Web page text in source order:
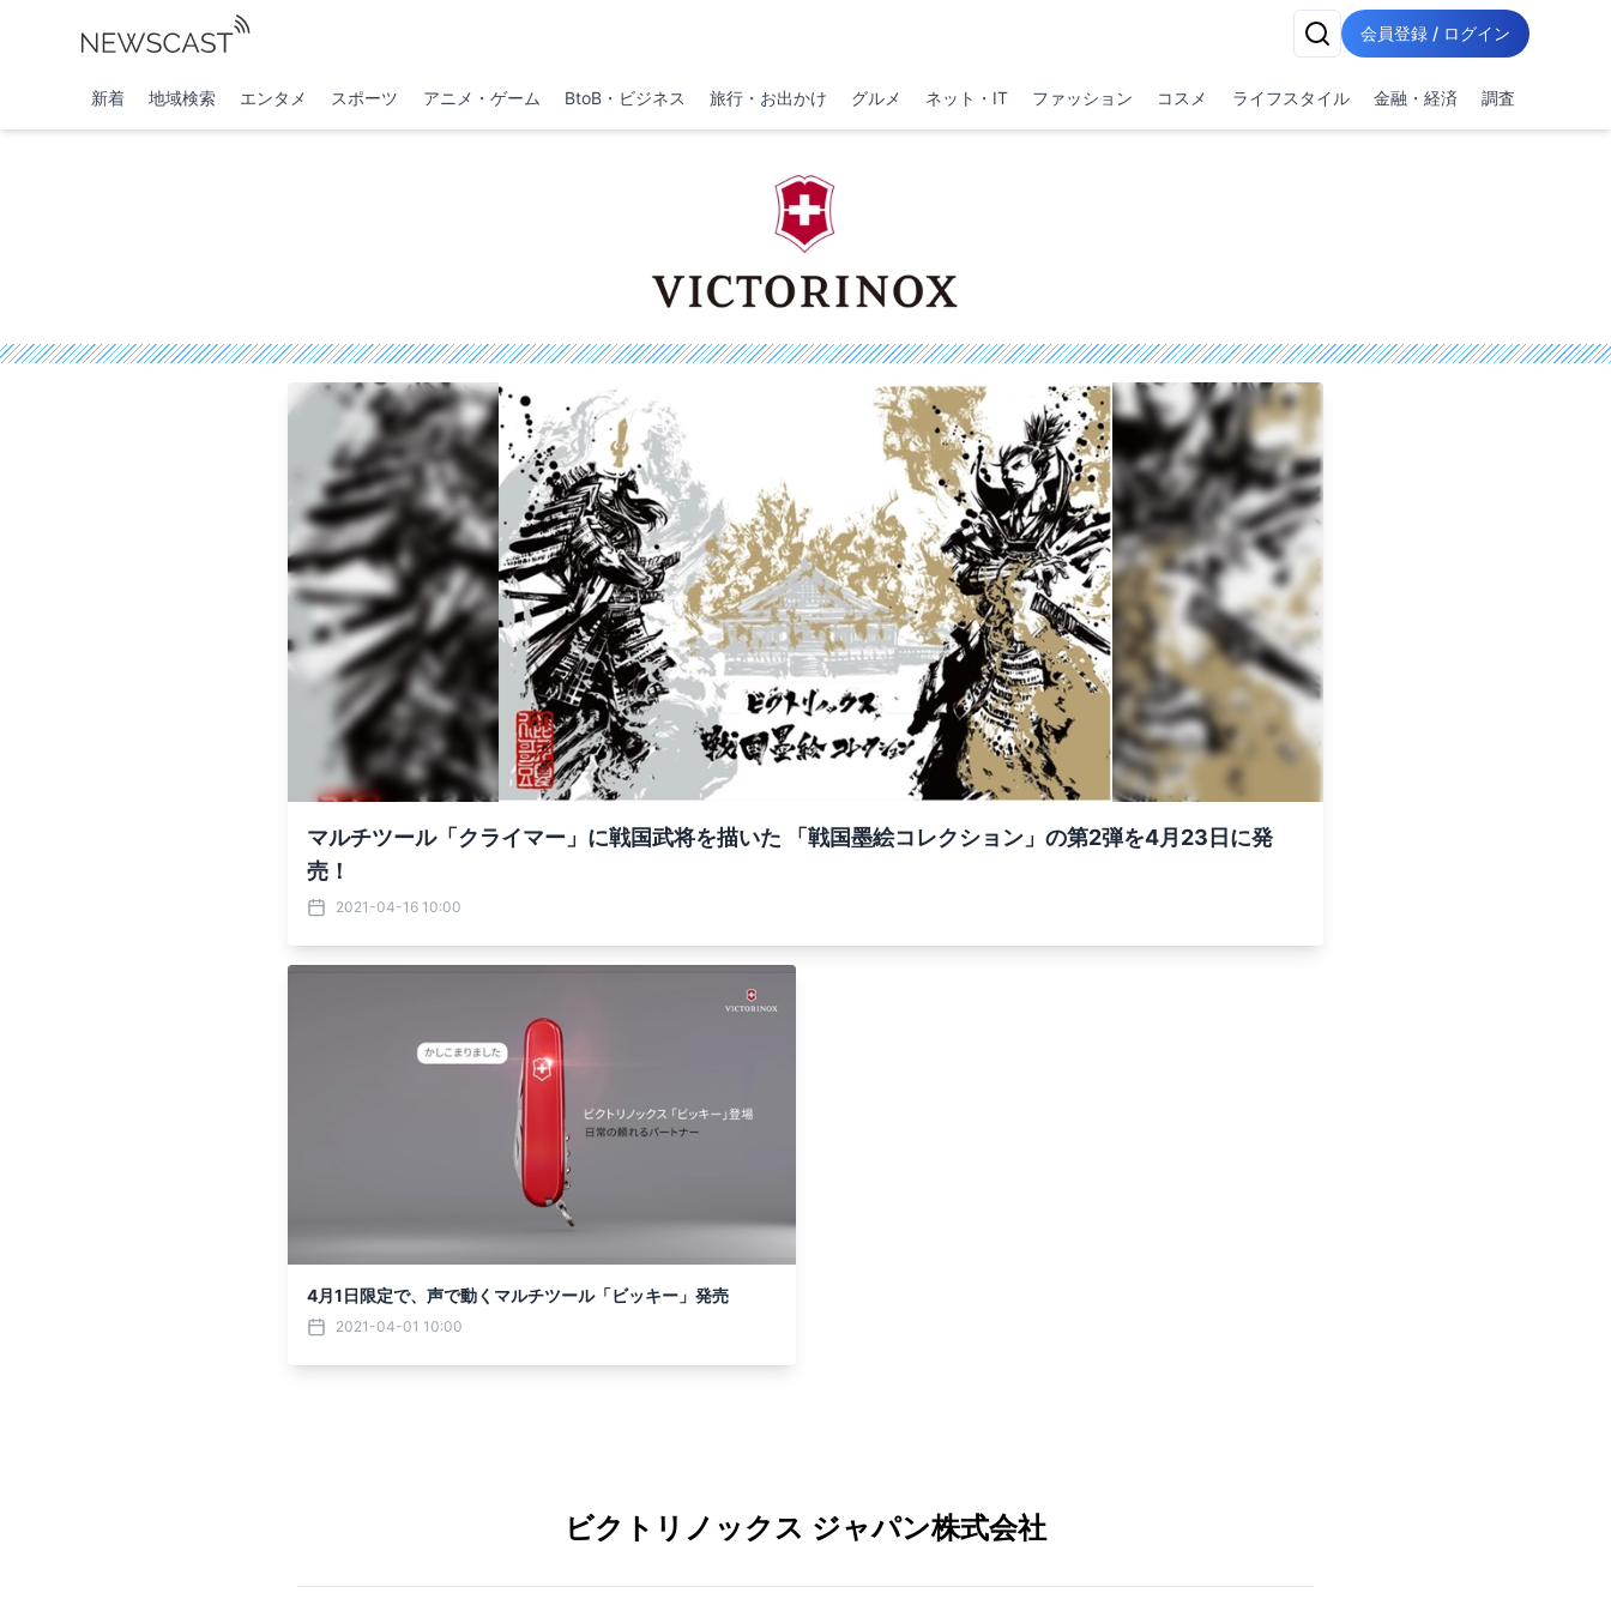
会員登録 / ログイン
新着 地域検索 エンタメ スポーツ アニメ・ゲーム BtoB・ビジネス 旅行・お出かけ グルメ ネット・IT ファッション コスメ ライフスタイル 金融・経済 調査
マルチツール「クライマー」に戦国武将を描いた 「戦国墨絵コレクション」の第2弾を4月23日に発
売！
2021-04-16 10:00
4月1日限定で、声で動くマルチツール「ビッキー」発売
2021-04-01 10:00
ビクトリノックス ジャパン株式会社